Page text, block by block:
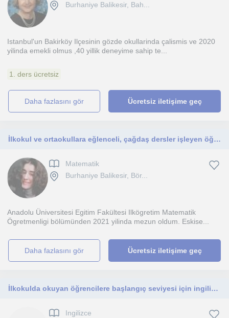
Burhaniye Balikesir, Bah...
Istanbul'un Bakirköy Ilçesinin gözde okullarinda çalismis ve 2020
yilinda emekli olmus ,40 yillik deneyime sahip te...
1. ders ücretsiz
daha fazlasını gör Ücretsiz iletişime geç
İlkokul ve ortaokullara eğlenceli, çağdaş dersler işleyen öğretmen
Matematik
Burhaniye Balikesir, Bör...
Anadolu Üniversitesi Egitim Fakültesi Ilkögretim Matematik
Ögretmenligi bölümünden 2021 yilinda mezun oldum. Eskise...
daha fazlasını gör Ücretsiz iletişime geç
İlkokulda okuyan öğrencilere başlangıç seviyesi için ingilizce dersi veriyorum.
Ingilizce